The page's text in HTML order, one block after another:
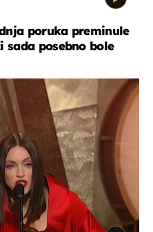
poruka preminule
sada posebno bole